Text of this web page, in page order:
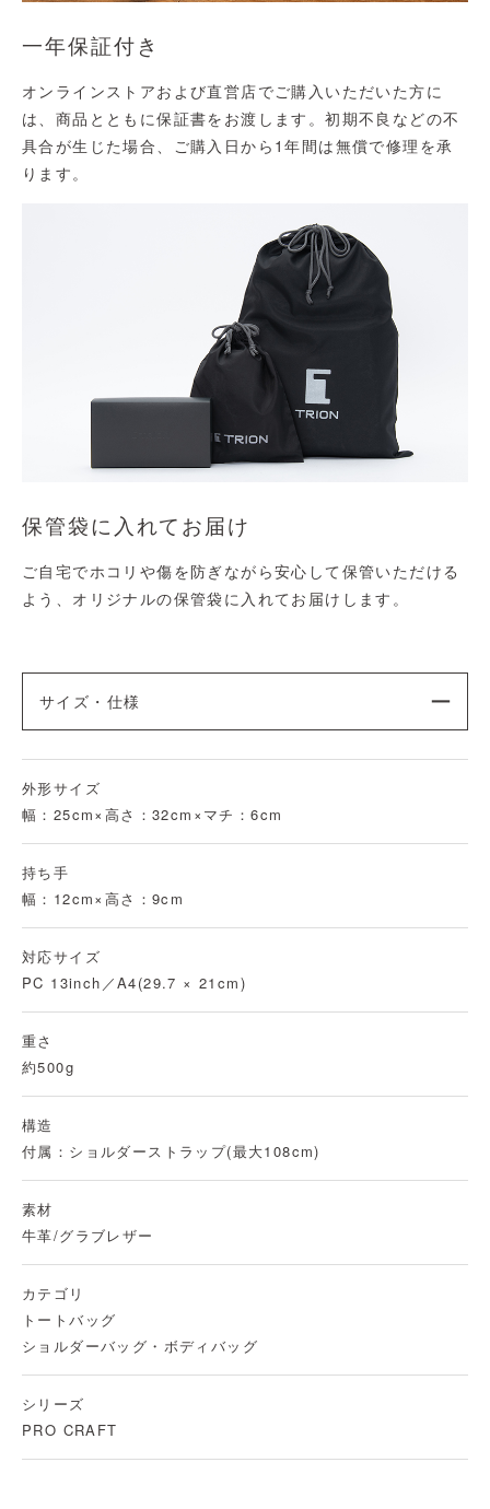
一年保証付き
オンラインストアおよび直営店でご購入いただいた方に
は、商品とともに保証書をお渡します。初期不良などの不
具合が生じた場合、ご購入日から1年間は無償で修理を承
ります。
保管袋に入れてお届け
ご自宅でホコリや傷を防ぎながら安心して保管いただける
よう、オリジナルの保管袋に入れてお届けします。
サイズ・仕様
外形サイズ
幅：25cm×高さ：32cm×マチ：6cm
持ち手
幅：12cm×高さ：9cm
対応サイズ
PC 13inch／A4(29.7 × 21cm)
重さ
約500g
構造
付属：ショルダーストラップ(最大108cm)
素材
牛革/グラブレザー
カテゴリ
トートバッグ
ショルダーバッグ・ボディバッグ
シリーズ
PRO CRAFT